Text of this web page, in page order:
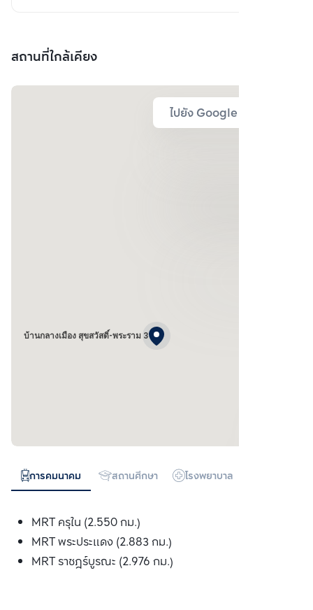
สถานที่ใกล้เคียง
ไปยัง Google Map
บ้านกลางเมือง สุขสวัสดิ์-พระราม 3
การคมนาคม สถานศึกษา โรงพยาบาล
MRT ครุใน (2.550 กม.)
MRT พระประแดง (2.883 กม.)
MRT ราชฎร์บูรณะ (2.976 กม.)